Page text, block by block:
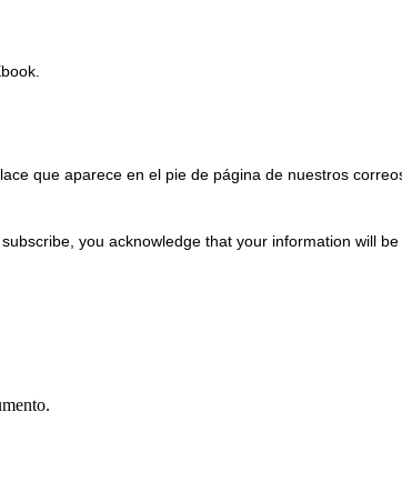
que aparece en el pie de página de nuestros
you acknowledge that your information will